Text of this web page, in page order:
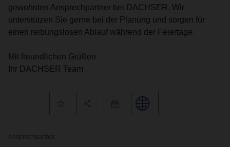
gewohnten Ansprechpartner bei DACHSER. Wir
unterstützen Sie gerne bei der Planung und sorgen für
einen reibungslosen Ablauf während der Feiertage.
Mit freundlichen Grüßen
Ihr DACHSER Team
Ansprechpartner